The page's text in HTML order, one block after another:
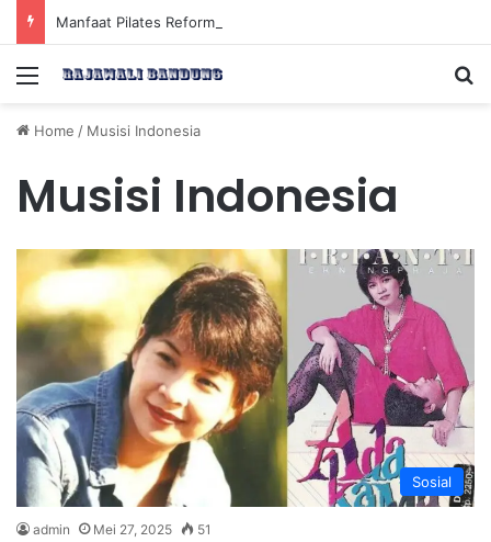
Menu
Home / Musisi Indonesia
Musisi Indonesia
Sosial
admin Mei 27, 2025 51